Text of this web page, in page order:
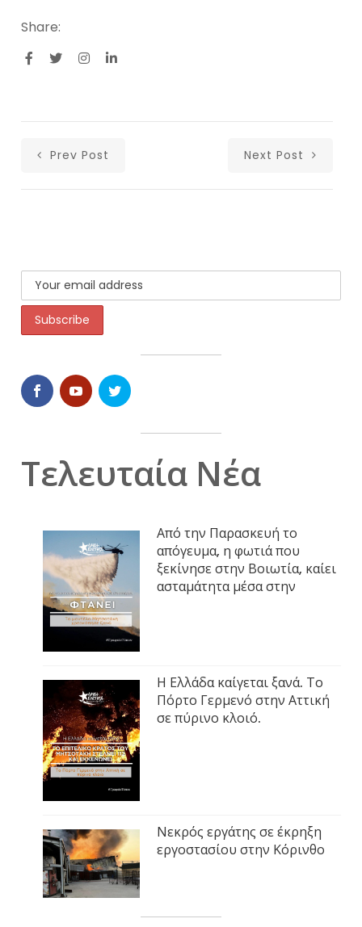
Share:
Prev Post Next Post
Τελευταία Νέα
Από την Παρασκευή το
απόγευμα, η φωτιά που
ξεκίνησε στην Βοιωτία, καίει
ασταμάτητα μέσα στην
Η Ελλάδα καίγεται ξανά. Το
Πόρτο Γερμενό στην Αττική
σε πύρινο κλοιό.
Νεκρός εργάτης σε έκρηξη
εργοστασίου στην Κόρινθο